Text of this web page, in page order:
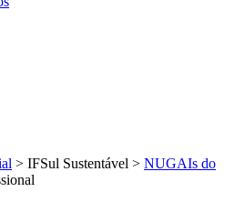
> IFSul Sustentável > NUGAIs do